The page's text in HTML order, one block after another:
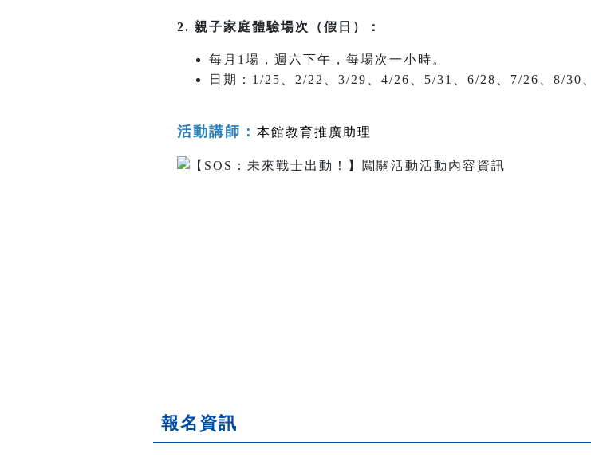
2. 親子家庭體驗場次（假日）：
每月1場，週六下午，每場次一小時。
日期：1/25、2/22、3/29、4/26、5/31、6/28、7/26、8/30、
活動講師 ： 本館教育推廣助理
報名資訊